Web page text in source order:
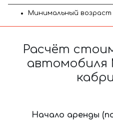
Минимальный возраст
Расчёт
автомобиля
Начало аренды